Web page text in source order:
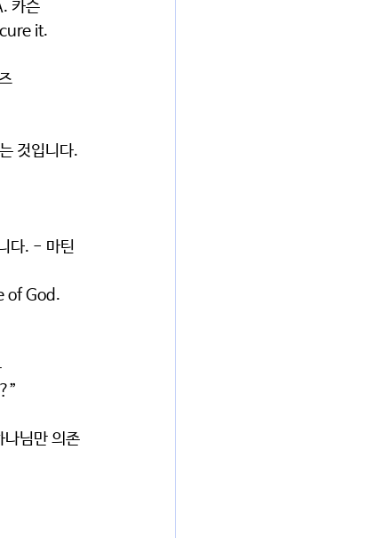
카슨
it.
것입니다.
다. - 마틴
of God.
나님만 의존